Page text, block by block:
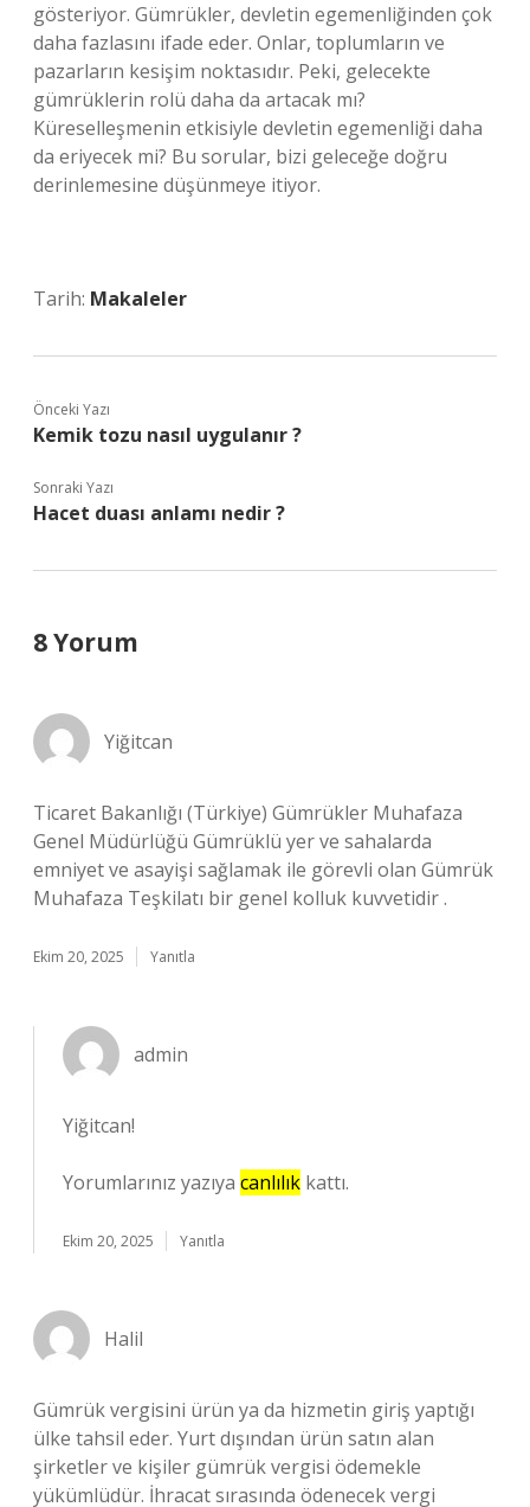
gösteriyor. Gümrükler, devletin egemenliğinden çok
daha fazlasını ifade eder. Onlar, toplumların ve
pazarların kesişim noktasıdır. Peki, gelecekte
gümrüklerin rolü daha da artacak mı?
Küreselleşmenin etkisiyle devletin egemenliği daha
da eriyecek mi? Bu sorular, bizi geleceğe doğru
derinlemesine düşünmeye itiyor.
Tarih: Makaleler
Önceki Yazı
Kemik tozu nasıl uygulanır ?
Sonraki Yazı
Hacet duası anlamı nedir ?
8 Yorum
Yiğitcan
Ticaret Bakanlığı (Türkiye) Gümrükler Muhafaza
Genel Müdürlüğü Gümrüklü yer ve sahalarda
emniyet ve asayişi sağlamak ile görevli olan Gümrük
Muhafaza Teşkilatı bir genel kolluk kuvvetidir .
Ekim 20, 2025 Yanıtla
admin
Yiğitcan!
Yorumlarınız yazıya canlılık kattı.
Ekim 20, 2025 Yanıtla
Halil
Gümrük vergisini ürün ya da hizmetin giriş yaptığı
ülke tahsil eder. Yurt dışından ürün satın alan
şirketler ve kişiler gümrük vergisi ödemekle
yükümlüdür. İhracat sırasında ödenecek vergi